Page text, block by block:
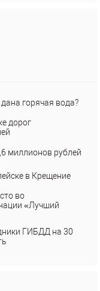
горячая вода?
дорог
миллионов рублей
в Крещение
во
«Лучший
ГИБДД на 30